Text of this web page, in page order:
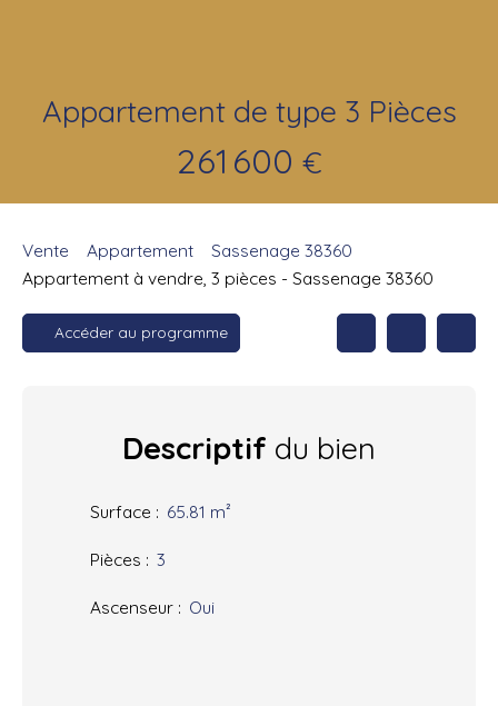
Appartement de type 3 Pièces
261 600 €
Vente Appartement
Sassenage 38360
Appartement à vendre, 3 pièces - Sassenage 38360
Accéder au programme
Descriptif du bien
Surface : 65.81 m²
Pièces : 3
Ascenseur : Oui